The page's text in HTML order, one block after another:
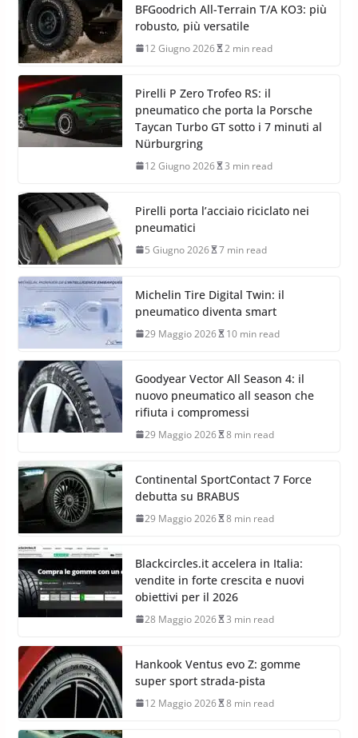
BFGoodrich All-Terrain T/A KO3: più
robusto, più versatile
12 Giugno 2026 2 min read
Pirelli P Zero Trofeo RS: il
pneumatico che porta la Porsche
Taycan Turbo GT sotto i 7 minuti al
Nürburgring
12 Giugno 2026 3 min read
Pirelli porta l’acciaio riciclato nei
pneumatici
5 Giugno 2026 7 min read
Michelin Tire Digital Twin: il
pneumatico diventa smart
29 Maggio 2026 10 min read
Goodyear Vector All Season 4: il
nuovo pneumatico all season che
rifiuta i compromessi
29 Maggio 2026 8 min read
Continental SportContact 7 Force
debutta su BRABUS
29 Maggio 2026 8 min read
Blackcircles.it accelera in Italia:
vendite in forte crescita e nuovi
obiettivi per il 2026
28 Maggio 2026 3 min read
Hankook Ventus evo Z: gomme
super sport strada-pista
12 Maggio 2026 8 min read